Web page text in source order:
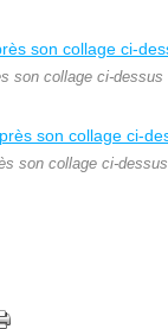
son collage ci-dessus
son collage ci-dessus